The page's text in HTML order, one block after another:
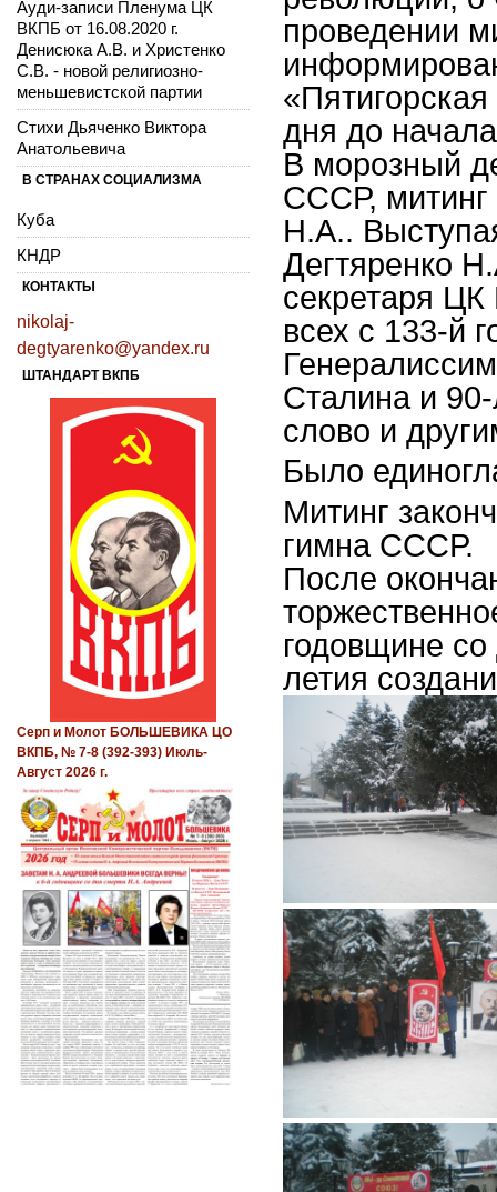
проведении
дня до
В морозный
СССР, митинг
Н.А..
Дегтяренко
секретаря
всех с 133-й
Сталина и
слово и
Было
Митинг
гимна СССР.
После
годовщине
летия
Ауди-записи Пленума ЦК
ВКПБ от 16.08.2020 г.
Денисюка А.В. и Христенко
С.В. - новой религиозно-
меньшевистской партии
Стихи Дьяченко Виктора
Анатольевича
В СТРАНАХ СОЦИАЛИЗМА
Куба
КНДР
КОНТАКТЫ
nikolaj-
degtyarenko@yandex.ru
ШТАНДАРТ ВКПБ
Серп и Молот БОЛЬШЕВИКА ЦО
ВКПБ, № 7-8 (392-393) Июль-
Август 2026 г.